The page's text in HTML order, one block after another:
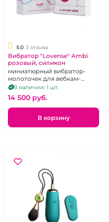
5.0 3 отзыва
Вибратор "Lovense" Ambi
розовый, силикон
миниатюрный вибратор-
молоточек для вебкам-
моделей и не только...
В наличии: 1 шт.
14 500 pуб.
В корзину